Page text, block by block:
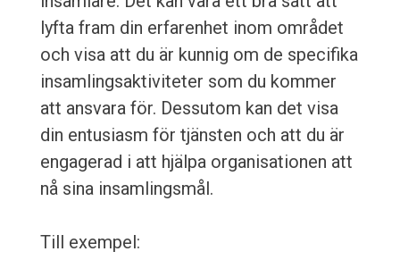
lyfta fram din erfarenhet inom området
och visa att du är kunnig om de specifika
insamlingsaktiviteter som du kommer
att ansvara för. Dessutom kan det visa
din entusiasm för tjänsten och att du är
engagerad i att hjälpa organisationen att
nå sina insamlingsmål.
Till exempel: